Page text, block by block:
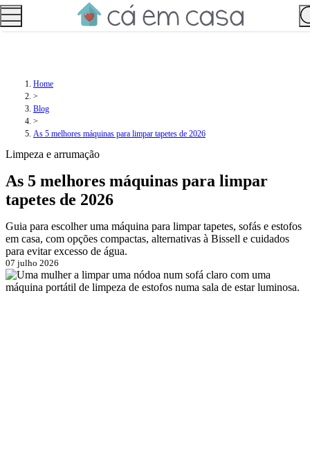
Home
>
Blog
>
As 5 melhores máquinas para limpar tapetes de 2026
Limpeza e arrumação
As 5 melhores máquinas para limpar
tapetes de 2026
Guia para escolher uma máquina para limpar tapetes, sofás e estofos
em casa, com opções compactas, alternativas à Bissell e cuidados
para evitar excesso de água.
07 julho 2026